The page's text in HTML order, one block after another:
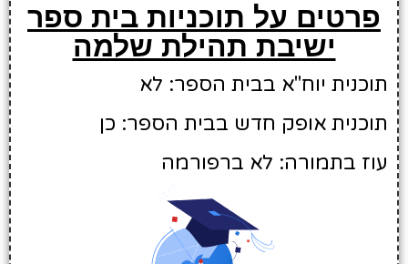
פרטים על תוכניות בית ספר
ישיבת תהילת שלמה
תוכנית יוח"א בבית הספר: לא
תוכנית אופק חדש בבית הספר: כן
עוז בתמורה: לא ברפורמה